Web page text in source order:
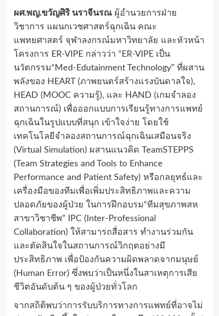
ผศ.พญ.ขวัญศิริ นราจีนรณผู้อำนวยการฝ่าย
วิชาการ แผนกเวชศาสตร์ฉุกเฉิน คณะ
แพทยศาสตร์ จุฬาลงกรณ์มหาวิทยาลัย และหัวหน้า
โครงการ ER-VIPE กล่าวว่า “ER-VIPE เป็น
นวัตกรรม“Med-Edutainment Technology” ที่ผสาน
พลังของ HEART (ภาพยนตร์สร้างแรงบันดาลใจ),
HEAD (MOOC ความรู้), และ HAND (เกมจำลอง
สถานการณ์) เพื่อออกแบบการเรียนรู้ทางการแพทย์
ฉุกเฉินในรูปแบบที่สนุก เข้าใจง่าย โดยใช้
เทคโนโลยีจำลองสถานการณ์ฉุกเฉินเสมือนจริง
(Virtual Simulation) ผสานแนวคิด TeamSTEPPS
(Team Strategies and Tools to Enhance
Performance and Patient Safety) หรือกลยุทธ์และ
เครื่องมือของทีมเพื่อเพิ่มประสิทธิภาพและความ
ปลอดภัยของผู้ป่วย ในการฝึกอบรม“ทีมสุขภาพสห
สาขาวิชาชีพ” IPC (Inter-Professional
Collaboration) ให้สามารถสื่อสาร ทำงานร่วมกัน
และตัดสินใจในสถานการณ์วิกฤตอย่างมี
ประสิทธิภาพ เพื่อป้องกันความผิดพลาดจากมนุษย์
(Human Error) ซึ่งพบว่าเป็นหนึ่งในสาเหตุการเสีย
ชีวิตอันดับต้น ๆ ของผู้ป่วยทั่วโลก
จากสถิติพบว่าการรับบริการทางการแพทย์ที่อาจไม่